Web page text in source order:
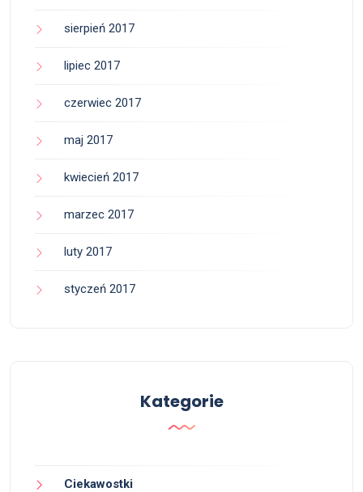
sierpień 2017
lipiec 2017
czerwiec 2017
maj 2017
kwiecień 2017
marzec 2017
luty 2017
styczeń 2017
Kategorie
Ciekawostki